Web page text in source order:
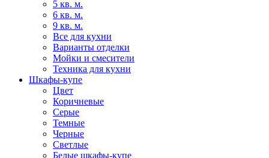
5 кв. м.
6 кв. м.
9 кв. м.
Все для кухни
Варианты отделки
Мойки и смесители
Техника для кухни
Шкафы-купе
Цвет
Коричневые
Серые
Темные
Черные
Светлые
Белые шкафы-купе